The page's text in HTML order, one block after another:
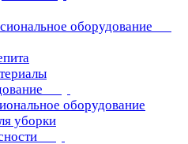
оборудование
оборудование
уборки